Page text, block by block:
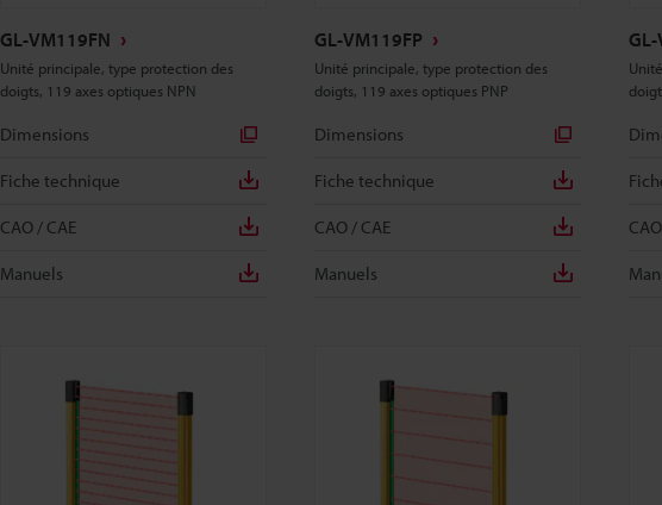
GL-VM119FN
Unité principale, type protection des
doigts, 119 axes optiques NPN
Dimensions
Fiche technique
CAO / CAE
Manuels
GL-VM119FP
Unité principale, type protection des
doigts, 119 axes optiques PNP
Dimensions
Fiche technique
CAO / CAE
Manuels